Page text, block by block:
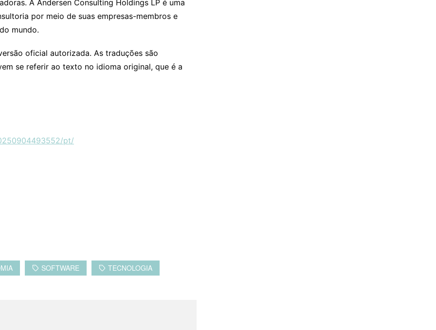
A Andersen Consulting Holdings LP é uma
por meio de suas empresas-membros e
mundo.
oficial autorizada. As traduções são
se referir ao texto no idioma original, que é a
pt/
SOFTWARE TECNOLOGIA